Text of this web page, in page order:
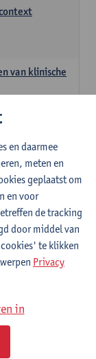
van klinische
Van Riel
en daarmee
meten en
geplaatst om
en voor
de tracking
door middel van
te klikken
Privacy
in